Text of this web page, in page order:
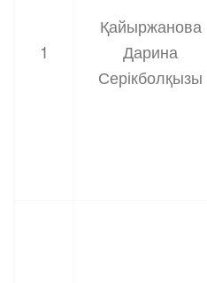
1
Қайыржанова
Дарина
Серікболқызы